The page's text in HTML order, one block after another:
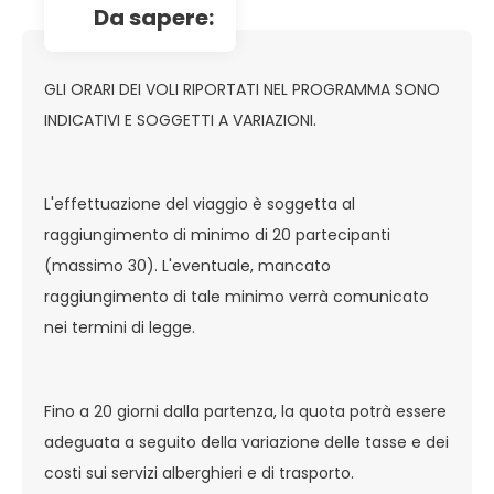
da sapere:
GLI ORARI DEI VOLI RIPORTATI NEL PROGRAMMA SONO
INDICATIVI E SOGGETTI A VARIAZIONI.
L'effettuazione del viaggio è soggetta al
raggiungimento di minimo di 20 partecipanti
(massimo 30). L'eventuale, mancato
raggiungimento di tale minimo verrà comunicato
nei termini di legge.
Fino a 20 giorni dalla partenza, la quota potrà essere
adeguata a seguito della variazione delle tasse e dei
costi sui servizi alberghieri e di trasporto.